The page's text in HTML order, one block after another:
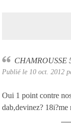
Publié le 10 oct. 2012
Oui 1 point contre
dab,devinez? 18i?me